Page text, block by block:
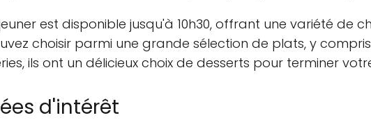
est disponible jusqu'à 10h30, offrant une variété de
choisir parmi une grande sélection de plats, y
ils ont un délicieux choix de desserts pour terminer
d'intérêt